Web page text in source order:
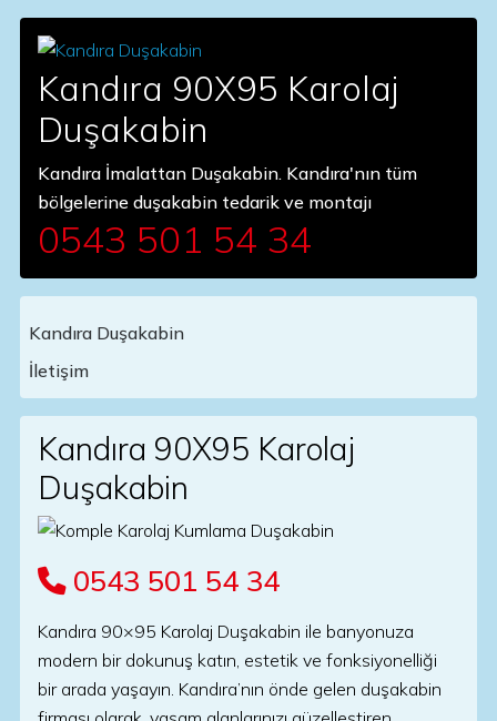
Kandıra 90X95 Karolaj
Duşakabin
Kandıra İmalattan Duşakabin. Kandıra'nın tüm
bölgelerine duşakabin tedarik ve montajı
0543 501 54 34
Main Navigation
Kandıra Duşakabin
İletişim
Kandıra 90X95 Karolaj
Duşakabin
0543 501 54 34
Kandıra 90×95 Karolaj Duşakabin ile banyonuza
modern bir dokunuş katın, estetik ve fonksiyonelliği
bir arada yaşayın. Kandıra’nın önde gelen duşakabin